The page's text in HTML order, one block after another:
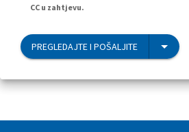
CC u zahtjevu.
PREGLEDAJTE I POŠALJITE